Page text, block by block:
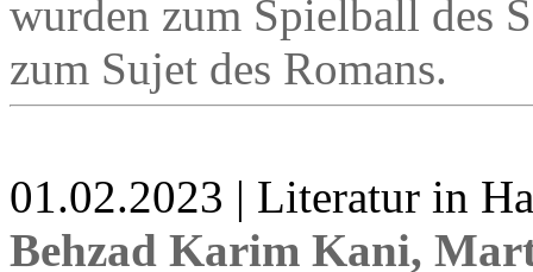
wurden zum Spielball des
zum Sujet des Romans.
01.02.2023 | Literatur in
Behzad Karim Kani,